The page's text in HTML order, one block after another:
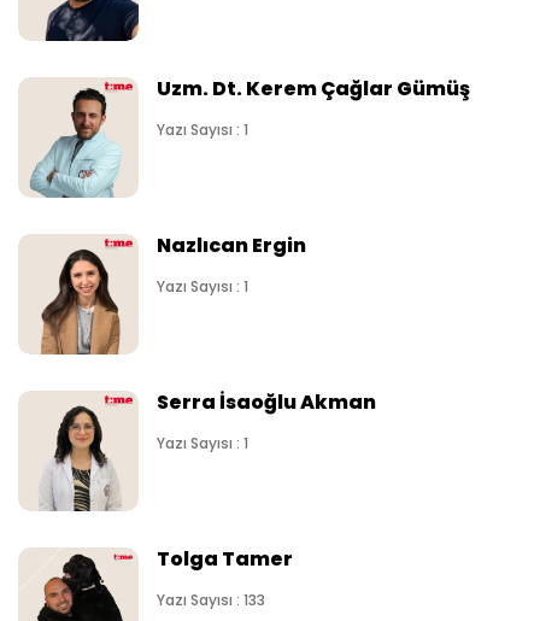
Uzm. Dt. Kerem Çağlar Gümüş
Yazı Sayısı : 1
Nazlıcan Ergin
Yazı Sayısı : 1
Serra İsaoğlu Akman
Yazı Sayısı : 1
Tolga Tamer
Yazı Sayısı : 133